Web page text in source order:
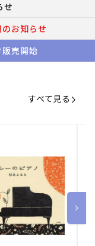
せ
のお知らせ
販売開始
すべて見る